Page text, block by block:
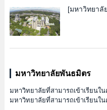
[มหาวิทยาลั
มหาวิทยาลัยพันธมิตร
มหาวิทยาลัยที่สามารถเข้าเรียนใ
มหาวิทยาลัยที่สามารถเข้าเรียนใ